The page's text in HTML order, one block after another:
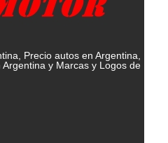
Precio autos en Argentina,
y Marcas y Logos de